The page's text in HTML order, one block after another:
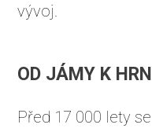
vývoj.
OD JÁMY K
Před 17 000 lety